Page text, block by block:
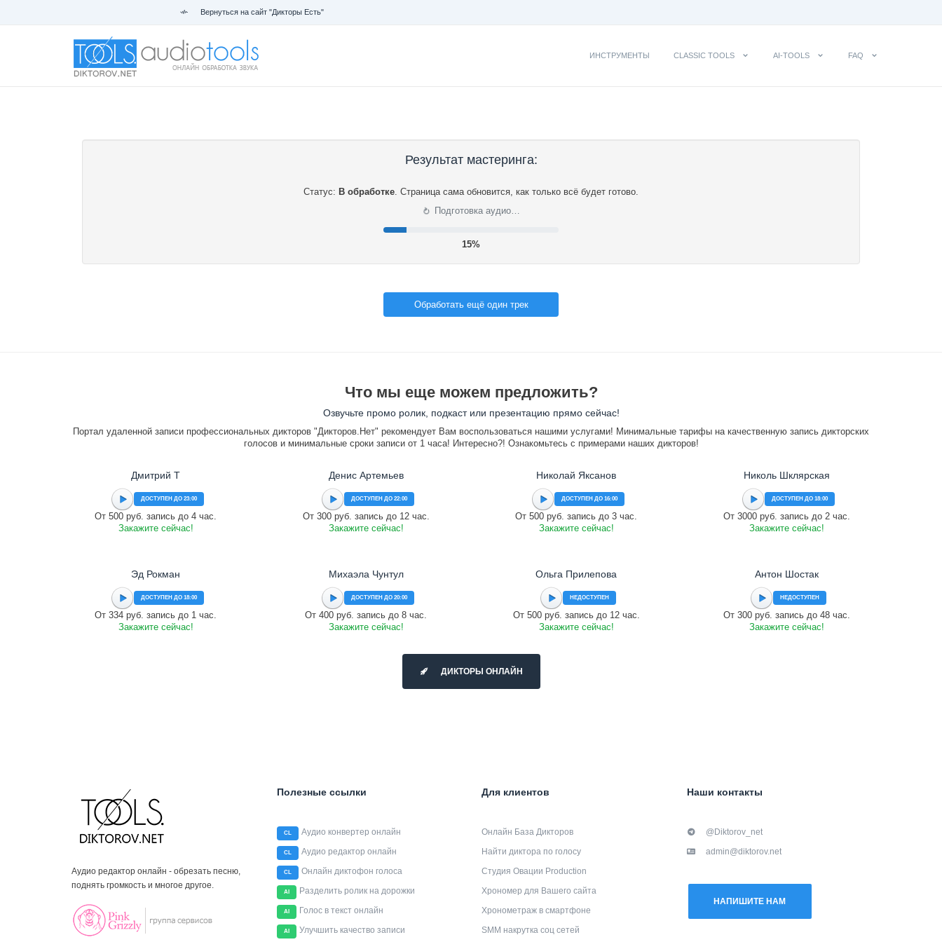
Вернуться на сайт "Дикторы Есть"
ИНСТРУМЕНТЫ CLASSIC TOOLS AI-TOOLS FAQ
Результат мастеринга:
Статус: В обработке. Страница сама обновится, как только всё будет готово.
⟳ Подготовка аудио…
15%
Обработать ещё один трек
Что мы еще можем предложить?
Озвучьте промо ролик, подкаст или презентацию прямо сейчас!
Портал удаленной записи профессиональных дикторов "Дикторов.Нет" рекомендует Вам воспользоваться нашими услугами! Минимальные тарифы на качественную запись дикторских
голосов и минимальные сроки записи от 1 часа! Интересно?! Ознакомьтесь с примерами наших дикторов!
Дмитрий Т
ДОСТУПЕН ДО 23:00
От 500 руб. запись до 4 час.
Закажите сейчас!
Денис Артемьев
ДОСТУПЕН ДО 22:00
От 300 руб. запись до 12 час.
Закажите сейчас!
Николай Яксанов
ДОСТУПЕН ДО 16:00
От 500 руб. запись до 3 час.
Закажите сейчас!
Николь Шклярская
ДОСТУПЕН ДО 18:00
От 3000 руб. запись до 2 час.
Закажите сейчас!
Эд Рокман
ДОСТУПЕН ДО 18:00
От 334 руб. запись до 1 час.
Закажите сейчас!
Михаэла Чунтул
ДОСТУПЕН ДО 20:00
От 400 руб. запись до 8 час.
Закажите сейчас!
Ольга Прилепова
НЕДОСТУПЕН
От 500 руб. запись до 12 час.
Закажите сейчас!
Антон Шостак
НЕДОСТУПЕН
От 300 руб. запись до 48 час.
Закажите сейчас!
ДИКТОРЫ ОНЛАЙН
Аудио редактор онлайн - обрезать песню,
поднять громкость и многое другое.
Полезные ссылки
CL Аудио конвертер онлайн
CL Аудио редактор онлайн
CL Онлайн диктофон голоса
AI Разделить ролик на дорожки
AI Голос в текст онлайн
AI Улучшить качество записи
Для клиентов
Онлайн База Дикторов
Найти диктора по голосу
Студия Овации Production
Хрономер для Вашего сайта
Хронометраж в смартфоне
SMM накрутка соц сетей
Наши контакты
@Diktorov_net
admin@diktorov.net
НАПИШИТЕ НАМ